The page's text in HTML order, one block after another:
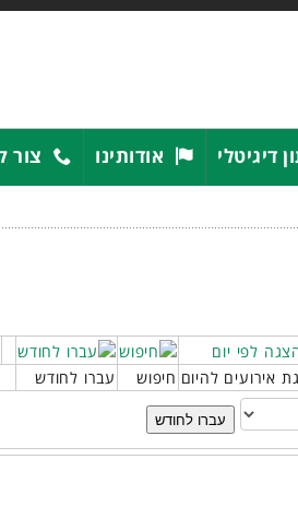
דיגיטלי אודותינו צור
אירועים להיום חיפוש
עברו לחודש
עברו לחודש